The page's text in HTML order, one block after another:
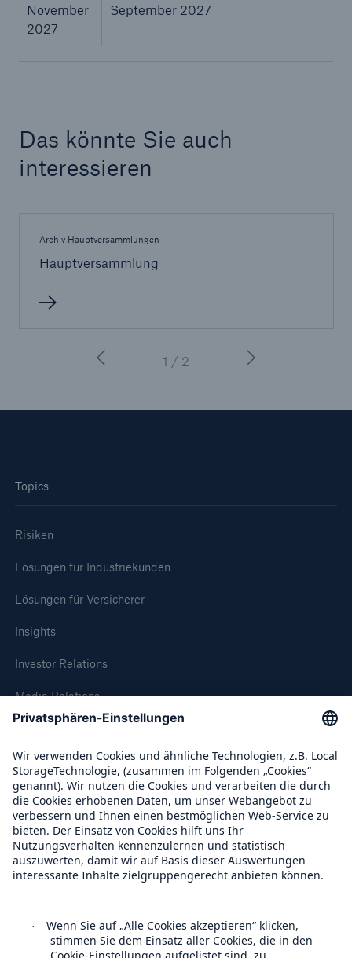
November
2027
September 2027
Das könnte Sie auch
interessieren
Archiv Hauptversammlungen
Hauptversammlung
1 / 2
Topics
Risiken
Lösungen für Industriekunden
Lösungen für Versicherer
Insights
Investor Relations
Media Relations
Compliance
Über Munich Re
Munich Re Weltweit
CLARA reduziert die Wartezeit bis zur
Leistungsentscheidung in der BU-
Versicherung bis zu
50 %
600 bn
Rückversicherung Leben/Gesundheit
MIRA Digital Suite